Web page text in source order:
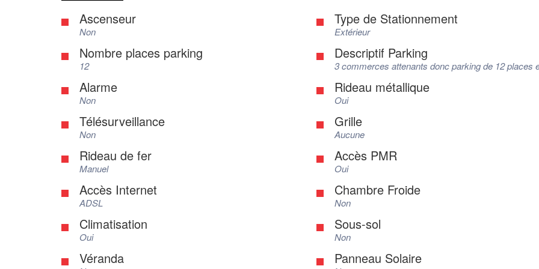
Ascenseur
Non
Type de Stationnement
Extérieur
Nombre places parking
12
Descriptif Parking
3 commerces attenants donc parking de 12 places
Alarme
Non
Rideau métallique
Oui
Télésurveillance
Non
Grille
Aucune
Rideau de fer
Manuel
Accès PMR
Oui
Accès Internet
ADSL
Chambre Froide
Non
Climatisation
Oui
Sous-sol
Non
Véranda Panneau Solaire